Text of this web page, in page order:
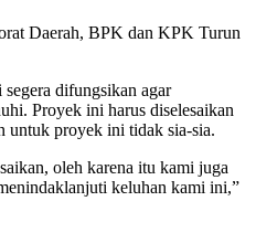
Daerah, BPK dan KPK Turun
difungsikan agar
Proyek ini harus diselesaikan
untuk proyek ini tidak sia-sia.
oleh karena itu kami juga
keluhan kami ini,”